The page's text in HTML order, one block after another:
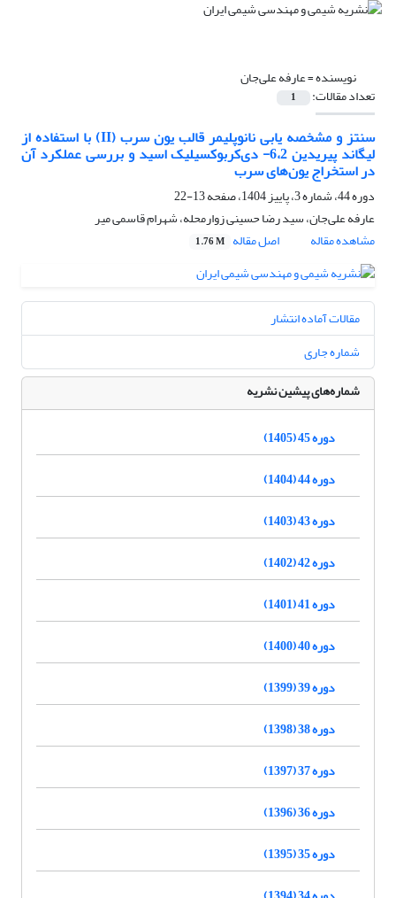
نویسنده =عارفه علی‌جان
تعداد مقالات: 1
سنتز و مشخصه یابی نانوپلیمر قالب یون سرب (II) با استفاده از
لیگاند پیریدین 6،2- دی‌کربوکسیلیک‌ اسید و بررسی عملکرد آن
در استخراج یون‌های سرب
دوره 44، شماره 3، پاییز 1404، صفحه
13-22
عارفه علی‌جان، سید رضا حسینی زوارمحله، شهرام قاسمی میر
مشاهده مقاله
اصل مقاله 1.76 M
مقالات آماده انتشار
شماره جاری
شماره‌های پیشین نشریه
دوره 45 (1405)
دوره 44 (1404)
دوره 43 (1403)
دوره 42 (1402)
دوره 41 (1401)
دوره 40 (1400)
دوره 39 (1399)
دوره 38 (1398)
دوره 37 (1397)
دوره 36 (1396)
دوره 35 (1395)